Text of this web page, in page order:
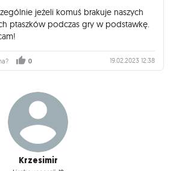
jeżeli komuś brakuje naszych
ptaszków podczas gry w podstawkę.
0 19.02.2023 12:38
Krzesimir